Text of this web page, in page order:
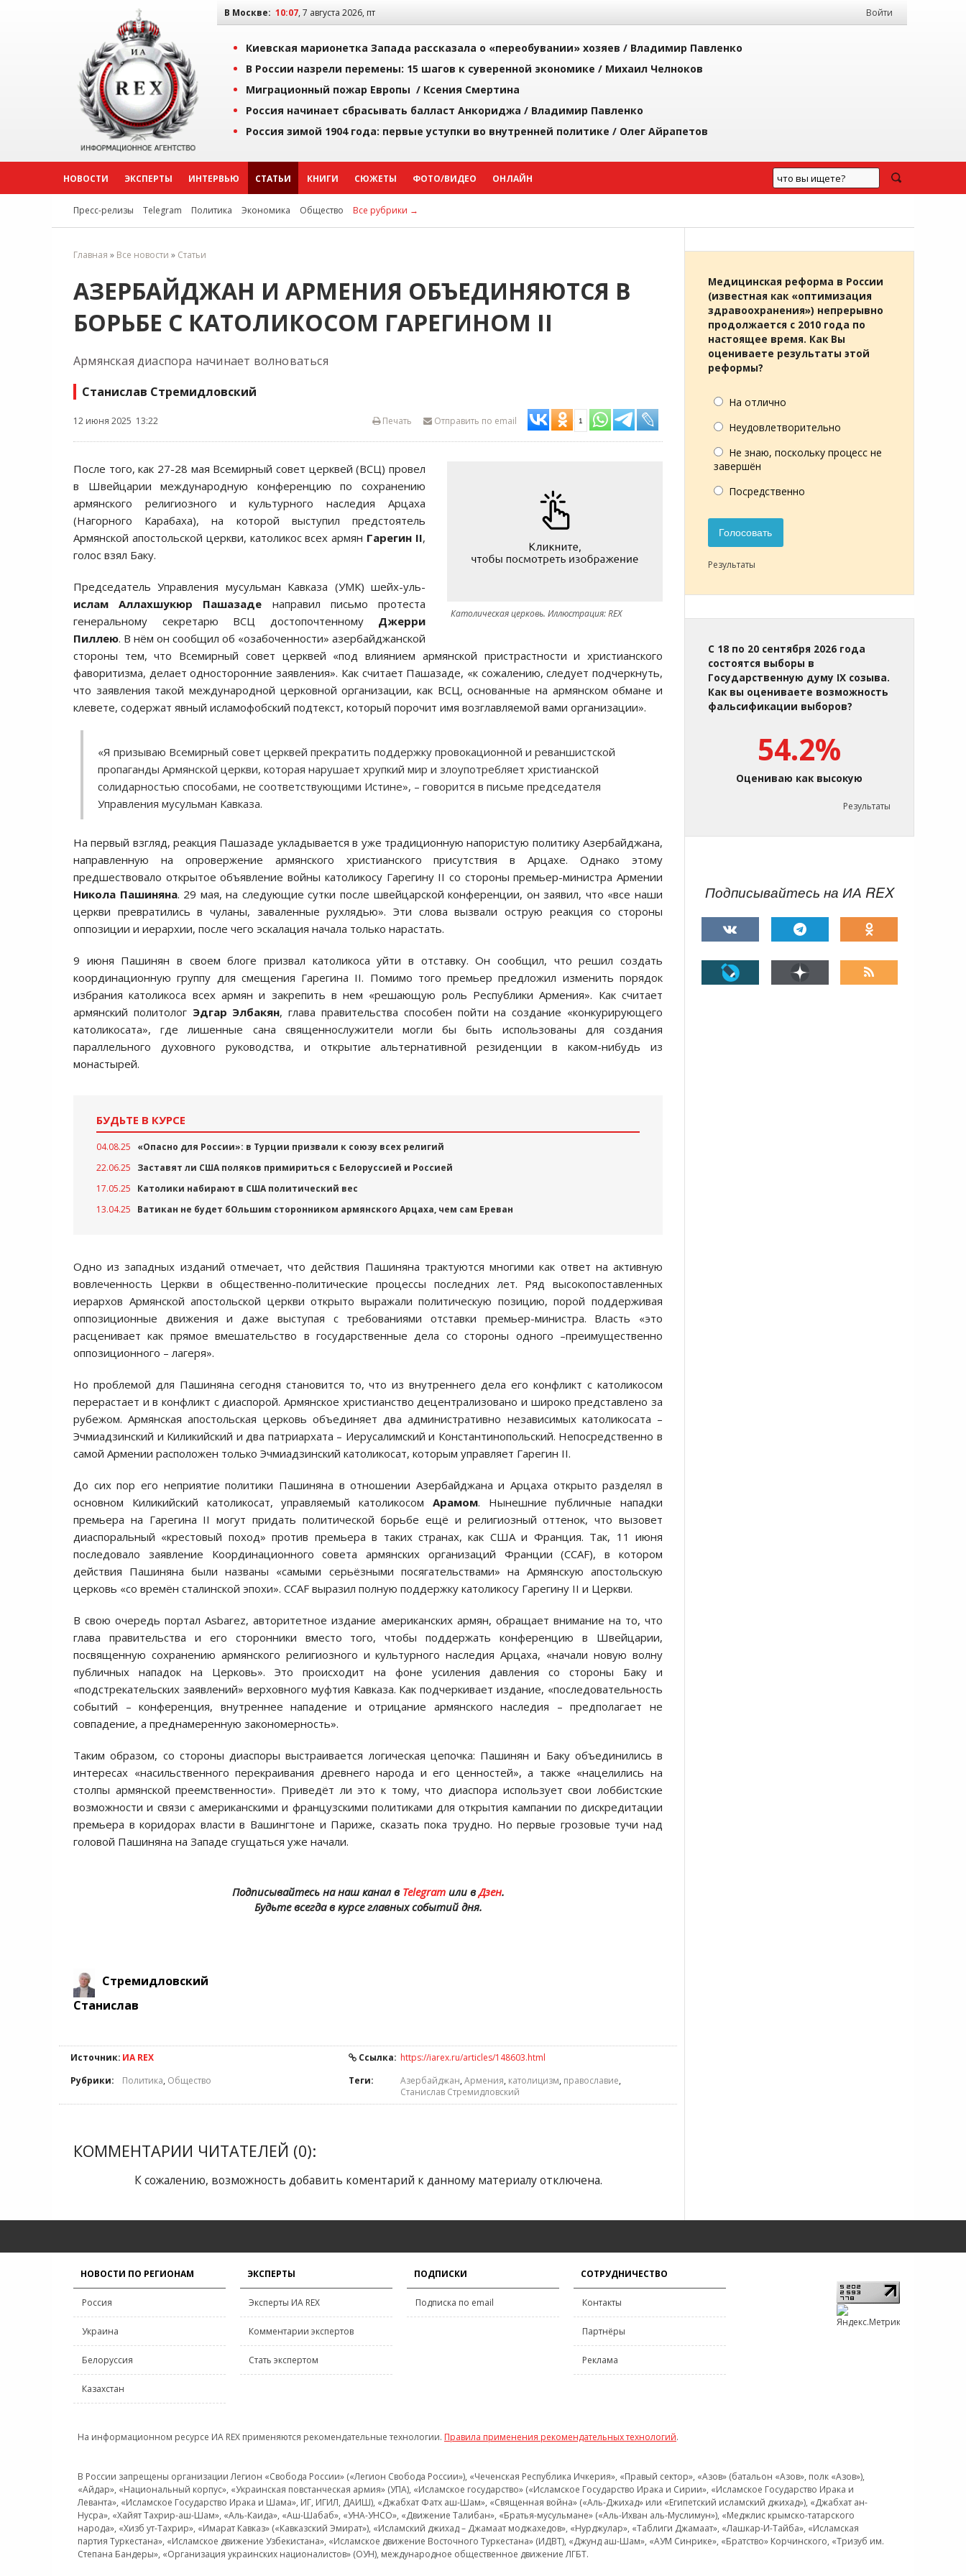
В Москве: 10:08, 7 августа 2026, пт Войти
Киевская марионетка Запада рассказала о «переобувании» хозяев / Владимир Павленко
В России назрели перемены: 15 шагов к суверенной экономике / Михаил Челноков
Миграционный пожар Европы / Ксения Смертина
Россия начинает сбрасывать балласт Анкориджа / Владимир Павленко
Россия зимой 1904 года: первые уступки во внутренней политике / Олег Айрапетов
НОВОСТИ ЭКСПЕРТЫ ИНТЕРВЬЮ СТАТЬИ КНИГИ СЮЖЕТЫ ФОТО/ВИДЕО ОНЛАЙН
Пресс-релизы Telegram Политика Экономика Общество Все рубрики →
Главная » Все новости » Статьи
АЗЕРБАЙДЖАН И АРМЕНИЯ ОБЪЕДИНЯЮТСЯ В
БОРЬБЕ С КАТОЛИКОСОМ ГАРЕГИНОМ II
Армянская диаспора начинает волноваться
Станислав Стремидловский
12 июня 2025 13:22 Отправить по email 1
Печать
Католическая церковь. Иллюстрация: REX
После того, как 27-28 мая Всемирный совет церквей (ВСЦ) провел
в Швейцарии международную конференцию по сохранению
армянского религиозного и культурного наследия Арцаха
(Нагорного Карабаха), на которой выступил предстоятель
Армянской апостольской церкви, католикос всех армян Гарегин II,
голос взял Баку.
Председатель Управления мусульман Кавказа (УМК) шейх-уль-
ислам Аллахшукюр Пашазаде направил письмо протеста
генеральному секретарю ВСЦ достопочтенному Джерри
Пиллею. В нём он сообщил об «озабоченности» азербайджанской
стороны тем, что Всемирный совет церквей «под влиянием армянской пристрастности и христианского
фаворитизма, делает односторонние заявления». Как считает Пашазаде, «к сожалению, следует подчеркнуть,
что заявления такой международной церковной организации, как ВСЦ, основанные на армянском обмане и
клевете, содержат явный исламофобский подтекст, который порочит имя возглавляемой вами организации».
«Я призываю Всемирный совет церквей прекратить поддержку провокационной и реваншистской
пропаганды Армянской церкви, которая нарушает хрупкий мир и злоупотребляет христианской
солидарностью способами, не соответствующими Истине», – говорится в письме председателя
Управления мусульман Кавказа.
На первый взгляд, реакция Пашазаде укладывается в уже традиционную напористую политику Азербайджана,
направленную на опровержение армянского христианского присутствия в Арцахе. Однако этому
предшествовало открытое объявление войны католикосу Гарегину II со стороны премьер-министра Армении
Никола Пашиняна. 29 мая, на следующие сутки после швейцарской конференции, он заявил, что «все наши
церкви превратились в чуланы, заваленные рухлядью». Эти слова вызвали острую реакция со стороны
оппозиции и иерархии, после чего эскалация начала только нарастать.
9 июня Пашинян в своем блоге призвал католикоса уйти в отставку. Он сообщил, что решил создать
координационную группу для смещения Гарегина II. Помимо того премьер предложил изменить порядок
избрания католикоса всех армян и закрепить в нем «решающую роль Республики Армения». Как считает
армянский политолог Эдгар Элбакян, глава правительства способен пойти на создание «конкурирующего
католикосата», где лишенные сана священнослужители могли бы быть использованы для создания
параллельного духовного руководства, и открытие альтернативной резиденции в каком-нибудь из
монастырей.
БУДЬТЕ В КУРСЕ
04.08.25
«Опасно для России»: в Турции призвали к союзу всех религий
22.06.25
Заставят ли США поляков примириться с Белоруссией и Россией
17.05.25
Католики набирают в США политический вес
13.04.25
Ватикан не будет бОльшим сторонником армянского Арцаха, чем сам Ереван
Одно из западных изданий отмечает, что действия Пашиняна трактуются многими как ответ на активную
вовлеченность Церкви в общественно-политические процессы последних лет. Ряд высокопоставленных
иерархов Армянской апостольской церкви открыто выражали политическую позицию, порой поддерживая
оппозиционные движения и даже выступая с требованиями отставки премьер-министра. Власть «это
расценивает как прямое вмешательство в государственные дела со стороны одного –преимущественно
оппозиционного – лагеря».
Но проблемой для Пашиняна сегодня становится то, что из внутреннего дела его конфликт с католикосом
перерастает и в конфликт с диаспорой. Армянское христианство децентрализовано и широко представлено за
рубежом. Армянская апостольская церковь объединяет два административно независимых католикосата –
Эчмиадзинский и Киликийский и два патриархата – Иерусалимский и Константинопольский. Непосредственно в
самой Армении расположен только Эчмиадзинский католикосат, которым управляет Гарегин II.
До сих пор его неприятие политики Пашиняна в отношении Азербайджана и Арцаха открыто разделял в
основном Киликийский католикосат, управляемый католикосом Арамом. Нынешние публичные нападки
премьера на Гарегина II могут придать политической борьбе ещё и религиозный оттенок, что вызовет
диаспоральный «крестовый поход» против премьера в таких странах, как США и Франция. Так, 11 июня
последовало заявление Координационного совета армянских организаций Франции (CCAF), в котором
действия Пашиняна были названы «самыми серьёзными посягательствами» на Армянскую апостольскую
церковь «со времён сталинской эпохи». CCAF выразил полную поддержку католикосу Гарегину II и Церкви.
В свою очередь портал Asbarez, авторитетное издание американских армян, обращает внимание на то, что
глава правительства и его сторонники вместо того, чтобы поддержать конференцию в Швейцарии,
посвященную сохранению армянского религиозного и культурного наследия Арцаха, «начали новую волну
публичных нападок на Церковь». Это происходит на фоне усиления давления со стороны Баку и
«подстрекательских заявлений» верховного муфтия Кавказа. Как подчеркивает издание, «последовательность
событий – конференция, внутреннее нападение и отрицание армянского наследия – предполагает не
совпадение, а преднамеренную закономерность».
Таким образом, со стороны диаспоры выстраивается логическая цепочка: Пашинян и Баку объединились в
интересах «насильственного перекраивания древнего народа и его ценностей», а также «нацелились на
столпы армянской преемственности». Приведёт ли это к тому, что диаспора использует свои лоббистские
возможности и связи с американскими и французскими политиками для открытия кампании по дискредитации
премьера в коридорах власти в Вашингтоне и Париже, сказать пока трудно. Но первые грозовые тучи над
головой Пашиняна на Западе сгущаться уже начали.
Подписывайтесь на наш канал в Telegramили вДзен.
Будьте всегда в курсе главных событий дня.
Стремидловский
Станислав
Источник: ИА REX Ссылка: https://iarex.ru/articles/148603.html
Рубрики:
Политика, Общество Теги: Азербайджан, Армения, католицизм, православие,
Станислав Стремидловский
КОММЕНТАРИИ ЧИТАТЕЛЕЙ (0):
К сожалению, возможность добавить коментарий к данному материалу отключена.
Медицинская реформа в России
(известная как «оптимизация
здравоохранения») непрерывно
продолжается с 2010 года по
настоящее время. Как Вы
оцениваете результаты этой
реформы?
На отлично
Неудовлетворительно
Не знаю, поскольку процесс не
завершён
Посредственно
Голосовать
Результаты
С 18 по 20 сентября 2026 года
состоятся выборы в
Государственную думу IX созыва.
Как вы оцениваете возможность
фальсификации выборов?
54.2%
Оцениваю как высокую
Результаты
Подписывайтесь на ИА REX
НОВОСТИ ПО РЕГИОНАМ
Россия
Украина
Белоруссия
Казахстан
ЭКСПЕРТЫ
Эксперты ИА REX
Комментарии экспертов
Стать экспертом
ПОДПИСКИ
Подписка по email
СОТРУДНИЧЕСТВО
Контакты
Партнёры
Реклама
На информационном ресурсе ИА REX применяются рекомендательные технологии. Правила применения рекомендательных технологий.
В России запрещены организации Легион «Свобода России» («Легион Свобода России»), «Чеченская Республика Ичкерия», «Правый сектор», «Азов» (батальон «Азов», полк «Азов»),
«Айдар», «Национальный корпус», «Украинская повстанческая армия» (УПА), «Исламское государство» («Исламское Государство Ирака и Сирии», «Исламское Государство Ирака и
Леванта», «Исламское Государство Ирака и Шама», ИГ, ИГИЛ, ДАИШ), «Джабхат Фатх аш-Шам», «Священная война» («Аль-Джихад» или «Египетский исламский джихад»), «Джабхат ан-
Нусра», «Хайят Тахрир-аш-Шам», «Аль-Каида», «Аш-Шабаб», «УНА-УНСО», «Движение Талибан», «Братья-мусульмане» («Аль-Ихван аль-Муслимун»), «Меджлис крымско-татарского
народа», «Хизб ут-Тахрир», «Имарат Кавказ» («Кавказский Эмират»), «Исламский джихад – Джамаат моджахедов», «Нурджулар», «Таблиги Джамаат», «Лашкар-И-Тайба», «Исламская
партия Туркестана», «Исламское движение Узбекистана», «Исламское движение Восточного Туркестана» (ИДВТ), «Джунд аш-Шам», «АУМ Синрике», «Братство» Корчинского, «Тризуб им.
Степана Бандеры», «Организация украинских националистов» (ОУН), международное общественное движение ЛГБТ.